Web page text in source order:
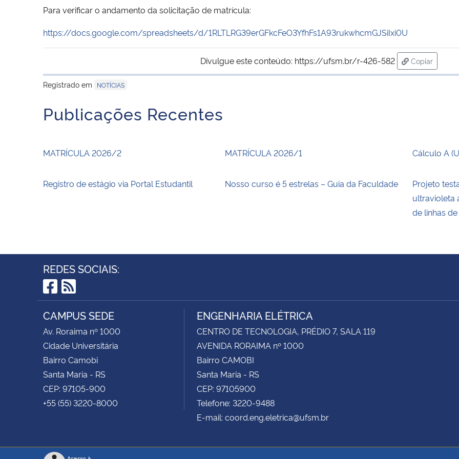
Para verificar o andamento da solicitação de matrícula:
https://docs.google.com/spreadsheets/d/1RLTLRG39erGFkcFeO3YfhFs1A93rukwhcmGJSiIxi0U
Divulgue este conteúdo: https://ufsm.br/r-426-582
Copiar
para área
Registrado em
NOTÍCIAS
Publicações Recentes
MATRÍCULA 2026/2 MATRÍCULA 2026/1 Cálculo A
Registro de estágio via Portal Estudantil Nosso curso é 5 estrelas – Guia da Faculdade
Projeto
ultravioleta
de linhas
REDES SOCIAIS:
Facebook
RSS
CAMPUS SEDE
Av. Roraima nº 1000
Cidade Universitária
Bairro Camobi
Santa Maria - RS
CEP: 97105-900
+55 (55) 3220-8000
ENGENHARIA ELÉTRICA
CENTRO DE TECNOLOGIA, PRÉDIO 7, SALA 119
AVENIDA RORAIMA nº 1000
Bairro CAMOBI
Santa Maria - RS
CEP: 97105900
Telefone: 3220-9488
E-mail: coord.eng.eletrica@ufsm.br